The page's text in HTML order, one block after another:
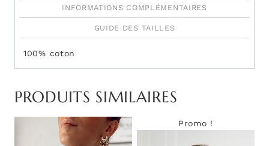
GUIDE DES TAILLES